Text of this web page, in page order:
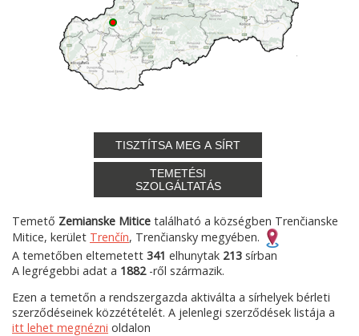
TISZTÍTSA MEG A SÍRT
TEMETÉSI
SZOLGÁLTATÁS
Temető Zemianske Mitice található a községben Trenčianske
Mitice, kerület Trenčín, Trenčiansky megyében.
A temetőben eltemetett 341 elhunytak 213 sírban
A legrégebbi adat a 1882-ről származik.
Ezen a temetőn a rendszergazda aktiválta a sírhelyek bérleti
szerződéseinek közzétételét. A jelenlegi szerződések listája a
itt lehet megnézni oldalon